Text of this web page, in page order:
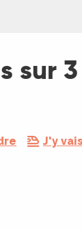
sur
J'y